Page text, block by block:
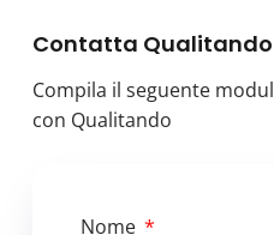
Contatta Qualitando
Compila il seguente
con Qualitando
Nome